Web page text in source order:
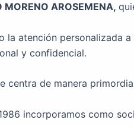
MORENO AROSEMENA,
la atención personalizada
y confidencial.
centra de manera
incorporamos como